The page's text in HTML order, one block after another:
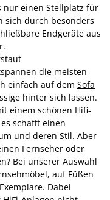
nur einen Stellplatz für
sich durch besonders
Endgeräte aus
die meisten
einfach auf dem Sofa
hinter sich lassen.
einem schönen Hifi-
schafft einen
und deren Stil. Aber
Fernseher oder
Bei unserer Auswahl
auf Füßen
Dabei